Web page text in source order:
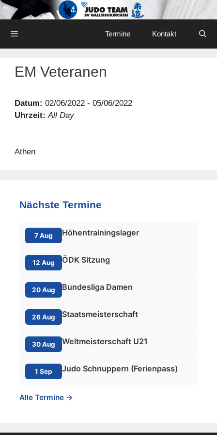
Skip
to
content
Termine Kontakt
EM Veteranen
Datum: 02/06/2022 - 05/06/2022
Uhrzeit: All Day
Athen
Nächste Termine
7 Aug Höhentrainingslager
12 Aug ÖDK Sitzung
20 Aug Bundesliga Damen
26 Aug Staatsmeisterschaft
30 Aug Weltmeisterschaft U21
1 Sep Judo Schnuppern (Ferienpass)
Alle Termine →